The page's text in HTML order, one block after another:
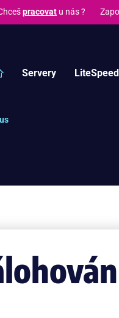
pracovat u nás ? Zapoj
Servery LiteSpeed